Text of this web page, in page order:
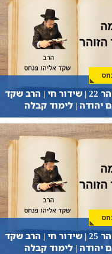
הקדמה לספר הזוהר 22 | שידור חי | הרב שקד
יהודה | לימוד קבלה
הקדמה לספר הזוהר 25 | שידור חי | הרב שקד
יהודה | לימוד קבלה